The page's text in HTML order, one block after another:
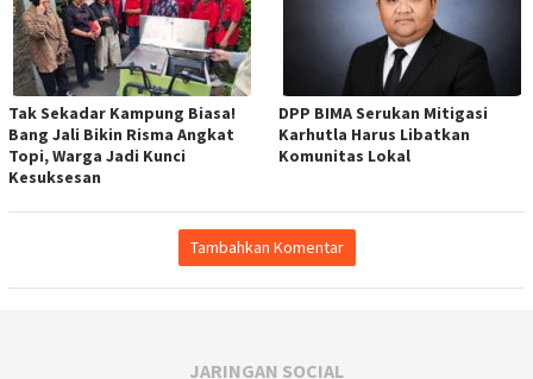
Tak Sekadar Kampung Biasa!
Bang Jali Bikin Risma Angkat
Topi, Warga Jadi Kunci
Kesuksesan
DPP BIMA Serukan Mitigasi
Karhutla Harus Libatkan
Komunitas Lokal
Tambahkan Komentar
JARINGAN SOCIAL